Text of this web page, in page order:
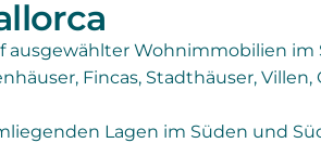
Wohnimmobilien im
Fincas, Stadthäuser,
Lagen im Süden und